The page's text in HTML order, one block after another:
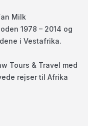
Milk
1978 – 2014 og
i Vestafrika.
Tours & Travel med
rejser til Afrika